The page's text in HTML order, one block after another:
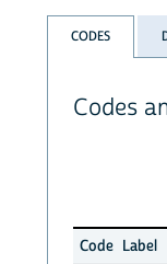
CODES
Codes
Code Label